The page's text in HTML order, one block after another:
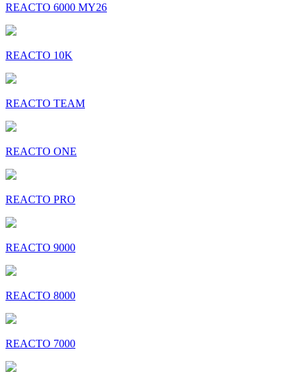
REACTO 6000 MY26
REACTO 10K
REACTO TEAM
REACTO ONE
REACTO PRO
REACTO 9000
REACTO 8000
REACTO 7000